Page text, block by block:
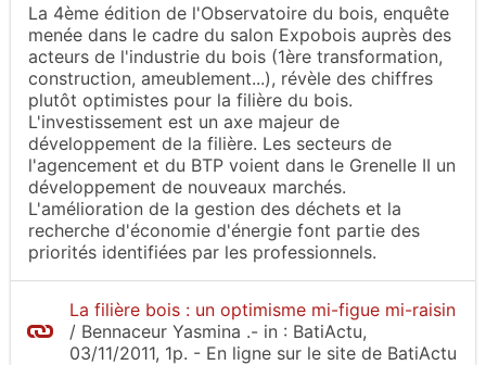
La 4ème édition de l'Observatoire du bois, enquête
menée dans le cadre du salon Expobois auprès des
acteurs de l'industrie du bois (1ère transformation,
construction, ameublement...), révèle des chiffres
plutôt optimistes pour la filière du bois.
L'investissement est un axe majeur de
développement de la filière. Les secteurs de
l'agencement et du BTP voient dans le Grenelle II un
développement de nouveaux marchés.
L'amélioration de la gestion des déchets et la
recherche d'économie d'énergie font partie des
priorités identifiées par les professionnels.
La filière bois : un optimisme mi-figue mi-raisin
/ Bennaceur Yasmina .- in : BatiActu,
03/11/2011, 1p. - En ligne sur le site de BatiActu